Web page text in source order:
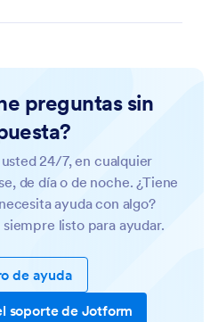
preguntas sin
24/7, en cualquier
de día o de noche. ¿Tiene
ayuda con algo?
listo para ayudar.
de ayuda
soporte de Jotform